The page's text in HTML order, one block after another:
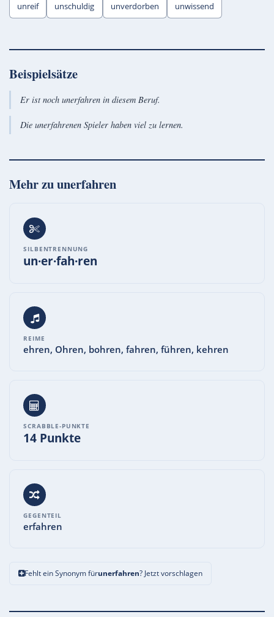
unreif unschuldig unverdorben unwissend
Beispielsätze
Er ist noch unerfahren in diesem Beruf.
Die unerfahrenen Spieler haben viel zu lernen.
Mehr zuunerfahren
SILBENTRENNUNG
un·er·fah·ren
REIME
ehren, Ohren, bohren, fahren, führen, kehren
SCRABBLE-PUNKTE
14 Punkte
GEGENTEIL
erfahren
Fehlt ein Synonym fürunerfahren? Jetzt vorschlagen